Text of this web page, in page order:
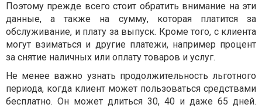
Поэтому прежде всего стоит обратить внимание на эти
данные, а также на сумму, которая платится за
обслуживание, и плату за выпуск. Кроме того, с клиента
могут взиматься и другие платежи, например процент
за снятие наличных или оплату товаров и услуг.
Не менее важно узнать продолжительность льготного
периода, когда клиент может пользоваться средствами
бесплатно. Он может длиться 30, 40 и даже 65 дней.